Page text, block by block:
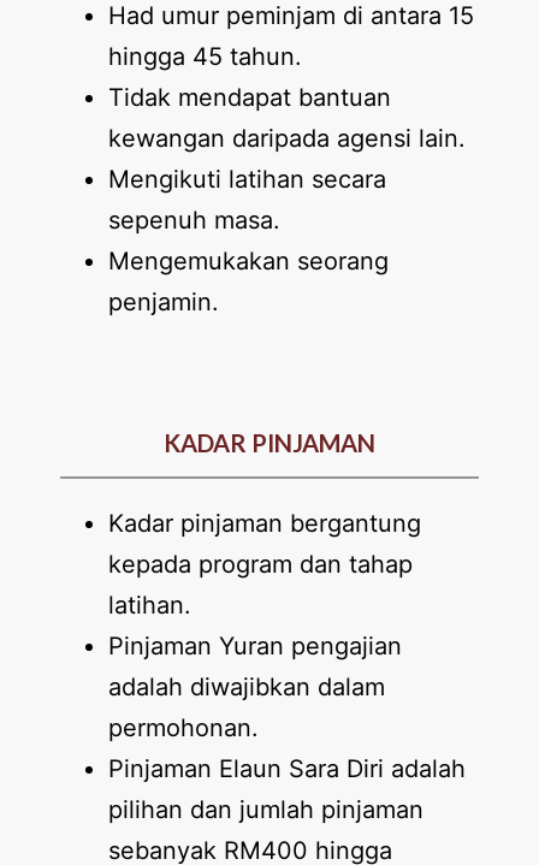
Had umur peminjam di antara 15
hingga 45 tahun.
Tidak mendapat bantuan
kewangan daripada agensi lain.
Mengikuti latihan secara
sepenuh masa.
Mengemukakan seorang
penjamin.
KADAR PINJAMAN
Kadar pinjaman bergantung
kepada program dan tahap
latihan.
Pinjaman Yuran pengajian
adalah diwajibkan dalam
permohonan.
Pinjaman Elaun Sara Diri adalah
pilihan dan jumlah pinjaman
sebanyak RM400 hingga